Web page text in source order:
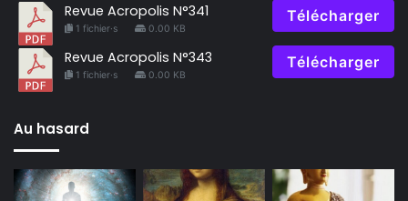
Revue Acropolis N°341
1 fichier·s 0.00 KB
Télécharger
Revue Acropolis N°343
1 fichier·s 0.00 KB
Télécharger
Au hasard